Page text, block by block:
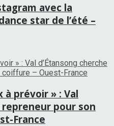
avec la
star de l’été –
à prévoir » : Val
repreneur pour son
France